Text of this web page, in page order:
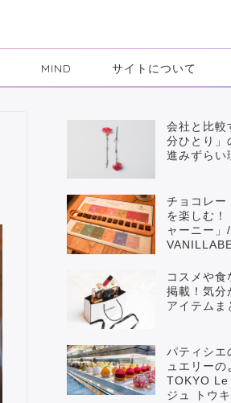
MIND サイトについて
会社と比較
分ひとり」
進みずらい
チョコレー
を楽しむ！
ャーニー
コスメや食
掲載！気分
アイテムま
パティシエ
ュエリー
TOKYO Le
ジュ トウ